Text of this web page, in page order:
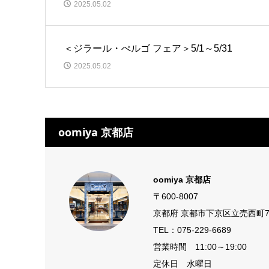
2025.05.02
＜ジラール・ぺルゴ フェア＞5/1～5/31
2025.05.02
oomiya 京都店
oomiya 京都店
〒600-8007
京都府 京都市下京区立売西町
TEL： 075-229-6689
営業時間 11:00～19:00
定休日 水曜日